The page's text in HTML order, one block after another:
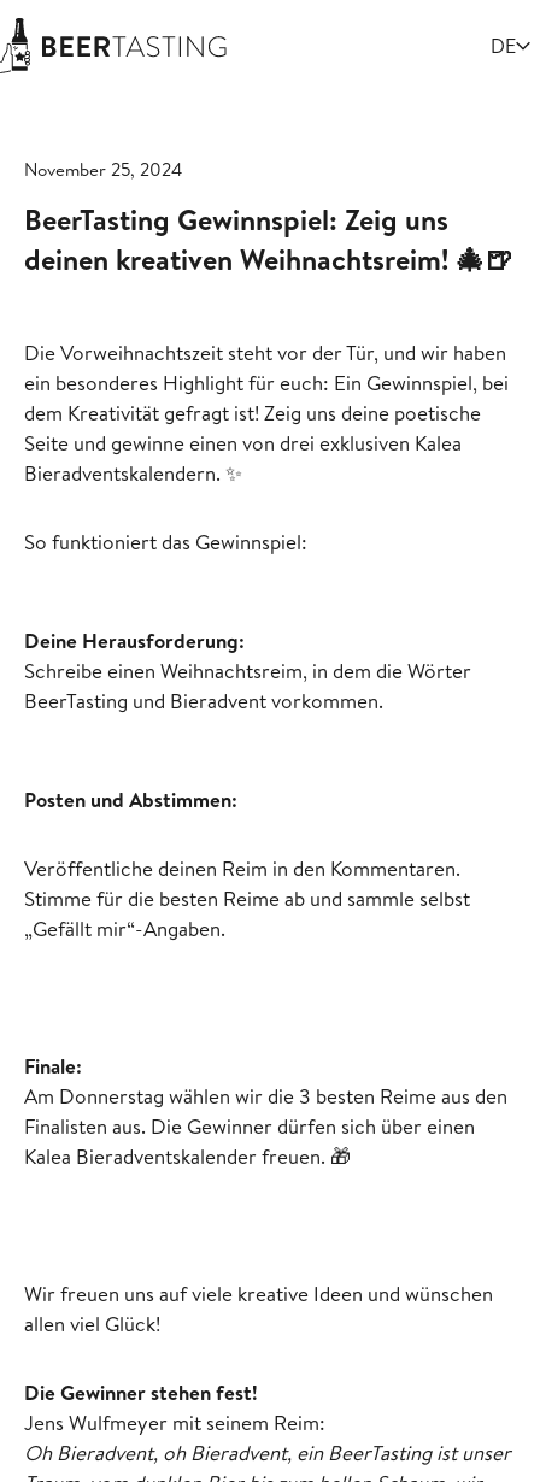
DE
November 25, 2024
BeerTasting Gewinnspiel: Zeig uns
deinen kreativen Weihnachtsreim! 🎄🍺
Die Vorweihnachtszeit steht vor der Tür, und wir haben
ein besonderes Highlight für euch: Ein Gewinnspiel, bei
dem Kreativität gefragt ist! Zeig uns deine poetische
Seite und gewinne einen von drei exklusiven Kalea
Bieradventskalendern. ✨
So funktioniert das Gewinnspiel:
Deine Herausforderung:
Schreibe einen Weihnachtsreim, in dem die Wörter
BeerTasting und Bieradvent vorkommen.
Posten und Abstimmen:
Veröffentliche deinen Reim in den Kommentaren.
Stimme für die besten Reime ab und sammle selbst
„Gefällt mir“-Angaben.
Finale:
Am Donnerstag wählen wir die 3 besten Reime aus den
Finalisten aus. Die Gewinner dürfen sich über einen
Kalea Bieradventskalender freuen. 🎁
Wir freuen uns auf viele kreative Ideen und wünschen
allen viel Glück!
Die Gewinner stehen fest!
Jens Wulfmeyer mit seinem Reim:
Oh Bieradvent, oh Bieradvent, ein BeerTasting ist unser